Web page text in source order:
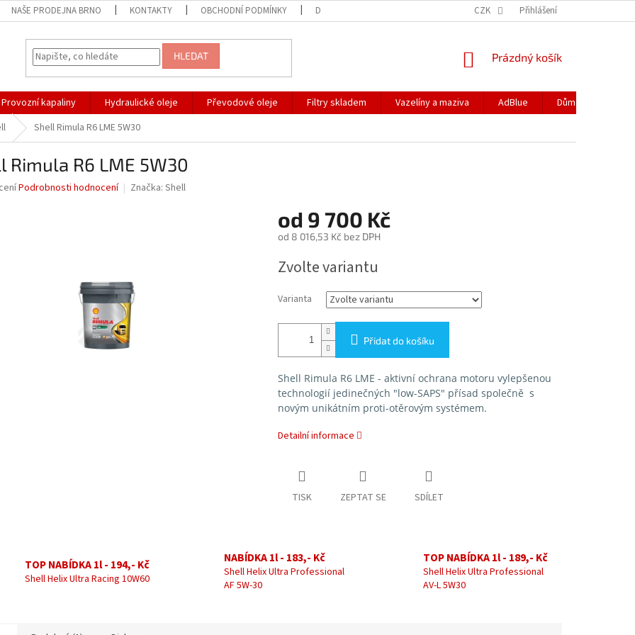
NAŠE PRODEJNA BRNO KONTAKTY OBCHODNÍ PODMÍNKY DOPRAVA PODMÍNKY OCHRANY OSOBNÍCH ÚDAJŮ
CZK Přihlášení
HLEDAT
NÁKUPNÍ
Prázdný košík
Provozní kapaliny Hydraulické oleje Převodové oleje Filtry skladem Vazelíny a maziva AdBlue
Dům a zahrada
Shell Rimula R6 LME 5W30
Rimula R6 LME 5W30
Podrobnosti hodnocení Značka: Shell
od 9 700 Kč
od 8 016,53 Kčbez DPH
cena:
Zvolte variantu
Varianta
Přidat do košíku
Shell Rimula R6 LME - aktivní ochrana motoru vylepšenou
technologií jedinečných "low-SAPS" přísad společně s
novým unikátním proti-otěrovým systémem.
Detailní informace
TISK ZEPTAT SE SDÍLET
TOP NABÍDKA 1l - 194,- Kč
Shell Helix Ultra Racing 10W60
NABÍDKA 1l - 183,- Kč
Shell Helix Ultra Professional
AF 5W-30
TOP NABÍDKA 1l - 189,- Kč
Shell Helix Ultra Professional
AV-L 5W30